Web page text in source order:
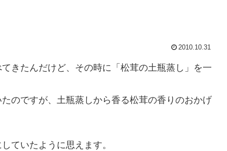
2010.10.31
きたんだけど、その時に「松茸の土瓶蒸し」を一
のですが、土瓶蒸しから香る松茸の香りのおかげ
ていたように思えます。